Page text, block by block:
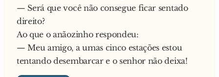
— Será que você não consegue ficar sentado
direito?
Ao que o anãozinho respondeu:
— Meu amigo, a umas cinco estações estou
tentando desembarcar e o senhor não deixa!